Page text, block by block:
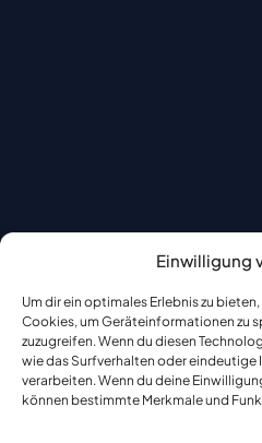
Einwilligung
Um dir ein optimales Erlebnis zu
Cookies, um Geräteinformationen zu
zuzugreifen. Wenn du diesen
wie das Surfverhalten oder eindeutige
verarbeiten. Wenn du deine
können bestimmte Merkmale und